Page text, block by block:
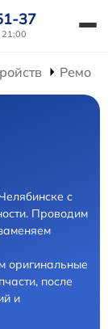
37
21:00
с
Проводим
оригинальные
после
и